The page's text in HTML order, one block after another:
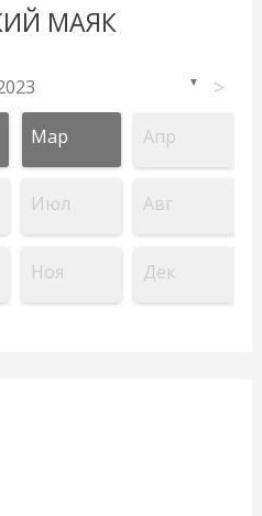
МАЯК
▼ >
Мар Апр
Июл Авг
Ноя Дек